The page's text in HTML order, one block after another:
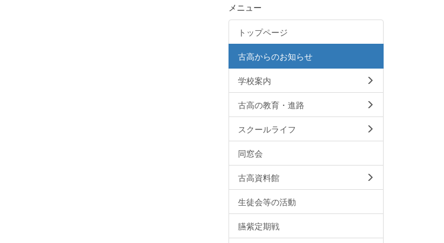
メニュー
トップページ
古高からのお知らせ
学校案内
古高の教育・進路
スクールライフ
同窓会
古高資料館
生徒会等の活動
臙紫定期戦